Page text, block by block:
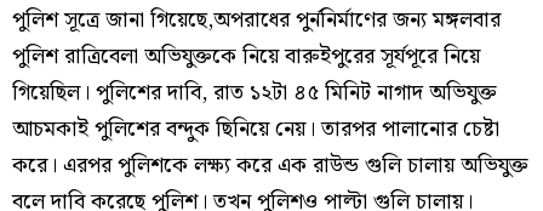
পুলিশ সূত্রে জানা গিয়েছে,অপরাধের পুর্ননির্মাণের জন্য মঙ্গলবার
পুলিশ রাত্রিবেলা অভিযুক্তকে নিয়ে বারুইপুরের সূর্যপূরে নিয়ে
গিয়েছিল। পুলিশের দাবি, রাত ১২টা ৪৫ মিনিট নাগাদ অভিযুক্ত
আচমকাই পুলিশের বন্দুক ছিনিয়ে নেয়। তারপর পালানোর চেষ্টা
করে। এরপর পুলিশকে লক্ষ্য করে এক রাউন্ড গুলি চালায় অভিযুক্ত
বলে দাবি করেছে পুলিশ। তখন পুলিশও পাল্টা গুলি চালায়।